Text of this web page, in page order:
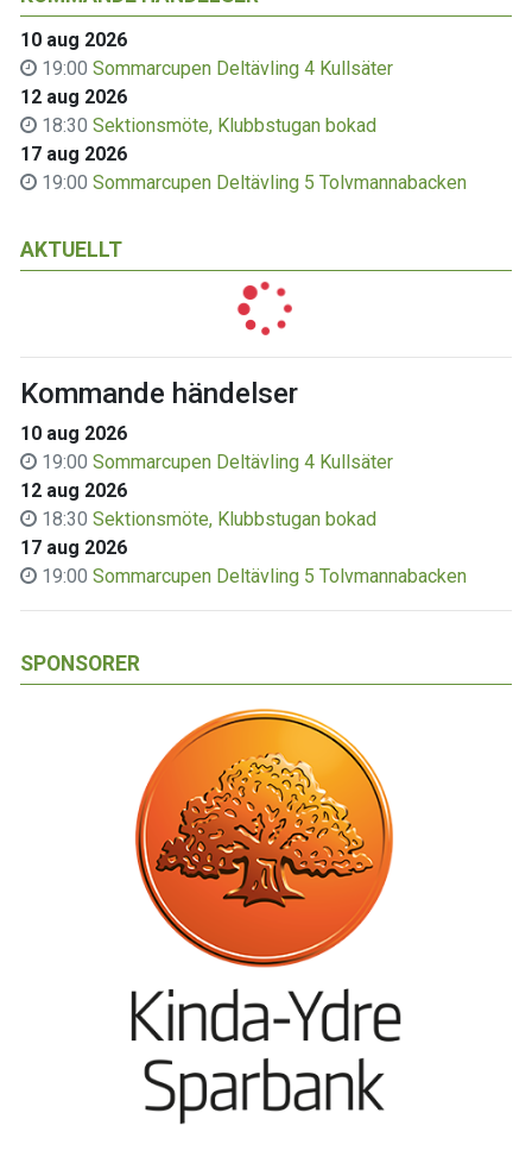
10 aug 2026
19:00 Sommarcupen Deltävling 4 Kullsäter
12 aug 2026
18:30 Sektionsmöte, Klubbstugan bokad
17 aug 2026
19:00 Sommarcupen Deltävling 5 Tolvmannabacken
AKTUELLT
Kommande händelser
10 aug 2026
19:00 Sommarcupen Deltävling 4 Kullsäter
12 aug 2026
18:30 Sektionsmöte, Klubbstugan bokad
17 aug 2026
19:00 Sommarcupen Deltävling 5 Tolvmannabacken
SPONSORER